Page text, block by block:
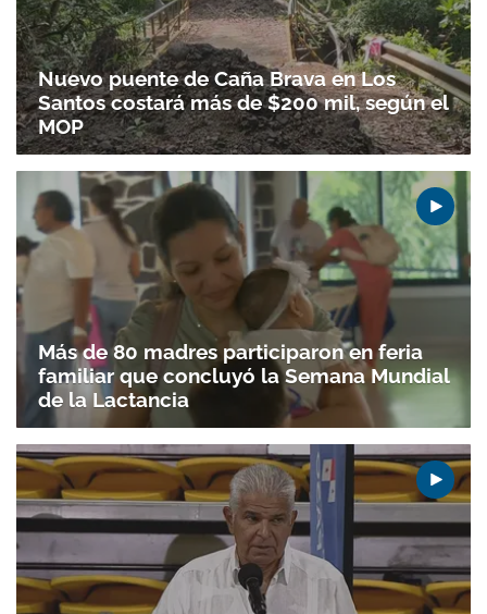
Nuevo puente de Caña Brava en Los
Santos costará más de $200 mil, según el
MOP
Más de 80 madres participaron en feria
familiar que concluyó la Semana Mundial
de la Lactancia